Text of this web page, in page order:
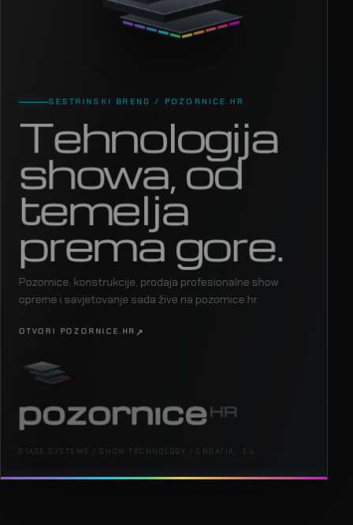
SESTRINSKI BREND / POZORNICE.HR
Tehnologija
showa, od
temelja
prema gore.
Pozornice, konstrukcije, prodaja profesionalne show
opreme i savjetovanje sada žive na pozornice.hr.
OTVORI POZORNICE.HR
STAGE SYSTEMS / SHOW TECHNOLOGY / CROATIA · EU